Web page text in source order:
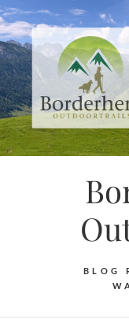
BLOG